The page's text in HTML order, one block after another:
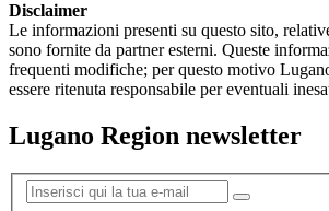
Disclaimer
Le informazioni presenti su questo sito,
sono fornite da partner esterni. Queste
frequenti modifiche; per questo motivo
essere ritenuta responsabile per eventuali
Lugano Region newsletter